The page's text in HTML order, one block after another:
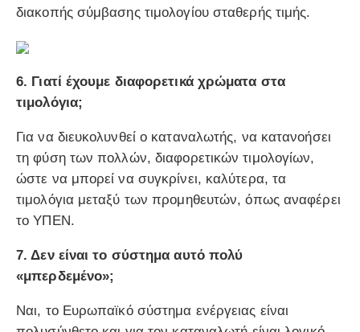
διακοπής σύμβασης τιμολογίου σταθερής τιμής.
6. Γιατί έχουμε διαφορετικά χρώματα στα
τιμολόγια;
Για να διευκολυνθεί ο καταναλωτής, να κατανοήσει
τη φύση των πολλών, διαφορετικών τιμολογίων,
ώστε να μπορεί να συγκρίνει, καλύτερα, τα
τιμολόγια μεταξύ των προμηθευτών, όπως αναφέρει
το ΥΠΕΝ.
7. Δεν είναι το σύστημα αυτό πολύ
«μπερδεμένο»;
Ναι, το Ευρωπαϊκό σύστημα ενέργειας είναι